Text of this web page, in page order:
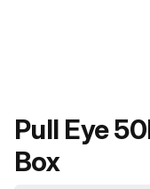
Nom du
Pull Eye
Box